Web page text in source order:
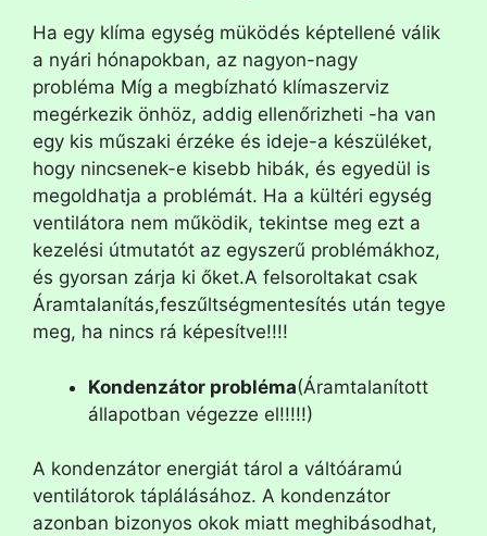
Ha egy klíma egység müködés képtellené válik
a nyári hónapokban, az nagyon-nagy
probléma Míg a megbízható klímaszerviz
megérkezik önhöz, addig ellenőrizheti -ha van
egy kis műszaki érzéke és ideje-a készüléket,
hogy nincsenek-e kisebb hibák, és egyedül is
megoldhatja a problémát. Ha a kültéri egység
ventilátora nem működik, tekintse meg ezt a
kezelési útmutatót az egyszerű problémákhoz,
és gyorsan zárja ki őket.A felsoroltakat csak
Áramtalanítás,feszűltségmentesítés után tegye
meg, ha nincs rá képesítve!!!!
Kondenzátor probléma(Áramtalanított
állapotban végezze el!!!!!)
A kondenzátor energiát tárol a váltóáramú
ventilátorok táplálásához. A kondenzátor
azonban bizonyos okok miatt meghibásodhat,